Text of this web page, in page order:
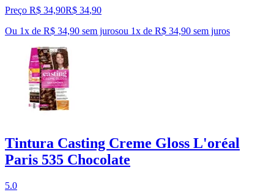
Preço R$ 34,90R$ 34,90
Ou 1x de R$ 34,90 sem jurosou 1x de R$ 34,90 sem juros
Tintura Casting Creme Gloss L'oréal
Paris 535 Chocolate
5.0